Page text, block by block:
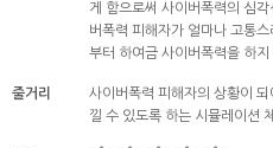
게 함으로써 사이버폭력의 심
버폭력 피해자가 얼마나 고통
부터 하여금 사이버폭력을 하
줄거리
사이버폭력 피해자의 상황이
낄 수 있도록 하는 시뮬레이션